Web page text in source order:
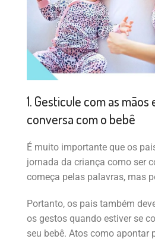
1. Gesticule com as
conversa com o bebê
É muito importante que os
jornada da criança como ser
começa pelas palavras, mas
Portanto, os pais também
os gestos quando estiver se
seu bebê. Atos como apontar